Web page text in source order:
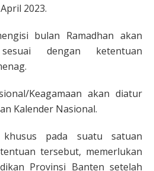
2023.
bulan Ramadhan akan
dengan ketentuan
Keagamaan akan diatur
Kalender Nasional.
pada suatu satuan
tersebut, memerlukan
Provinsi Banten setelah